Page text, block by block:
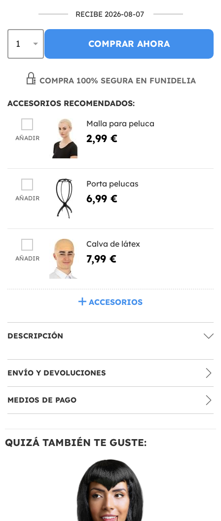
RECIBE 2026-08-07
COMPRAR AHORA
COMPRA 100% SEGURA EN FUNIDELIA
ACCESORIOS RECOMENDADOS:
AÑADIR
Malla para peluca
2,99 €
AÑADIR
Porta pelucas
6,99 €
AÑADIR
Calva de látex
7,99 €
ACCESORIOS
DESCRIPCIÓN
ENVÍO Y DEVOLUCIONES
MEDIOS DE PAGO
QUIZÁ TAMBIÉN TE GUSTE: